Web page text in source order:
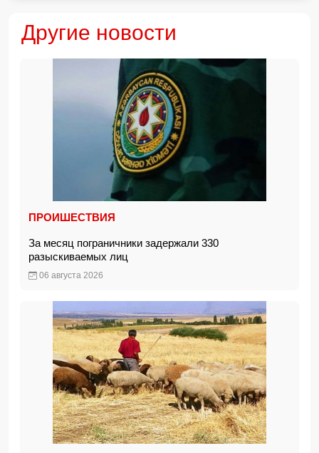
Другие новости
ПРОИШЕСТВИЯ
За месяц пограничники задержали 330
разыскиваемых лиц
06 августа 2026